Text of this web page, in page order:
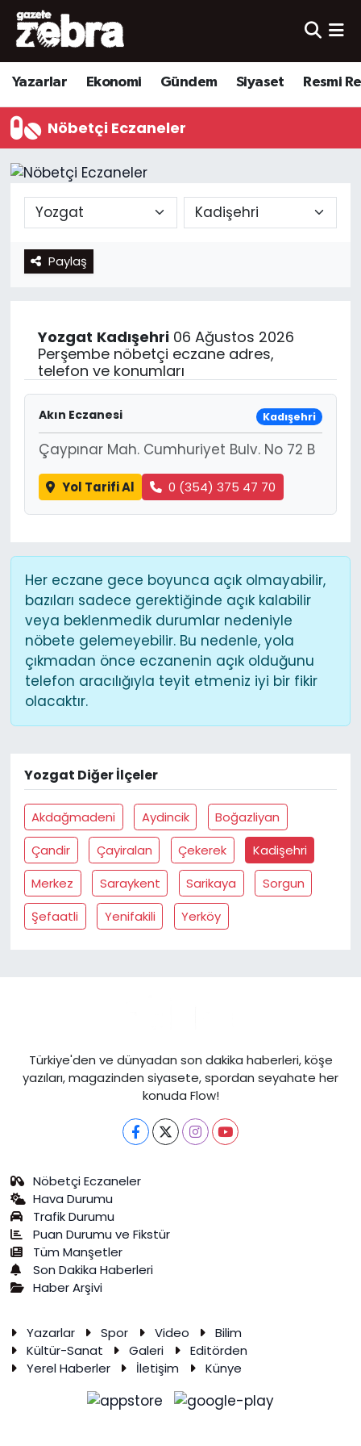
Yazarlar Ekonomi Gündem Siyaset Resmi
Nöbetçi Eczaneler
Paylaş
Yozgat Kadışehri06 Ağustos 2026
Perşembe nöbetçi eczane adres,
telefon ve konumları
Akın Eczanesi Kadışehri
Çaypınar Mah. Cumhuriyet Bulv. No 72 B
Yol Tarifi Al 0 (354) 375 47 70
Her eczane gece boyunca açık olmayabilir,
bazıları sadece gerektiğinde açık kalabilir
veya beklenmedik durumlar nedeniyle
nöbete gelemeyebilir. Bu nedenle, yola
çıkmadan önce eczanenin açık olduğunu
telefon aracılığıyla teyit etmeniz iyi bir fikir
olacaktır.
Yozgat Diğer İlçeler
Akdağmadeni Aydincik
Boğazliyan
Çandir
Çayiralan Çekerek
Kadişehri
Merkez
Saraykent Sarikaya
Sorgun
Şefaatli
Yenifakili Yerköy
Türkiye'den ve dünyadan son dakika haberleri, köşe
yazıları, magazinden siyasete, spordan seyahate her
konuda Flow!
Nöbetçi Eczaneler
Hava Durumu
Trafik Durumu
Puan Durumu ve Fikstür
Tüm Manşetler
Son Dakika Haberleri
Haber Arşivi
Yazarlar Spor Video
Bilim
Kültür-Sanat
Galeri
Editörden
Yerel Haberler
İletişim Künye
Yazarlar
Ekonomi
Kültür-Sanat
Yerel
Spor
Nöbetçi Eczaneler
Hava Durumu
Trafik Durumu
Süper Lig Puan Durumu ve Fikstür
Tüm Manşetler
Son Dakika Haberleri